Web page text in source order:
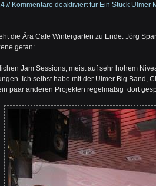
// Kommentare deaktiviertfür Ein Stück Ulmer
die Ära Cafe Wintergarten zu Ende. Jörg
getan:
Jam Sessions, meist auf sehr hohem
Ich selbst habe mit der Ulmer Big Band,
paar anderen Projekten regelmäßig dort